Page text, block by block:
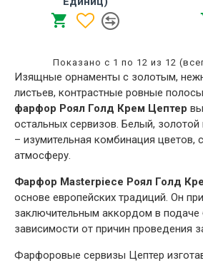
Изящные орнаменты с золотым,
листьев, контрастные ровные
фарфор Роял Голд Крем Цептер
остальных сервизов. Белый,
– изумительная комбинация
атмосферу.
Фарфор Masterpiece Роял Голд
основе европейских традиций. Он
заключительным аккордом в
зависимости от причин проведения
Фарфоровые сервизы Цептер
Показано с 1 по 12 из 12